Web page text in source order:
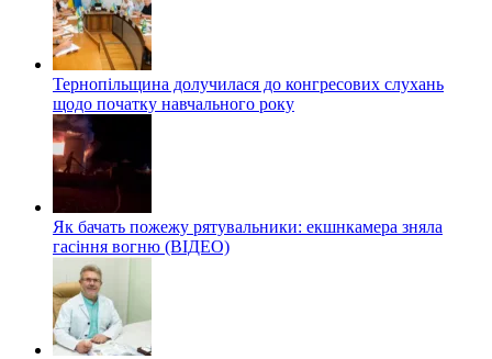
Тернопільщина долучилася до конгресових слухань
щодо початку навчального року
Як бачать пожежу рятувальники: екшнкамера зняла
гасіння вогню (ВІДЕО)